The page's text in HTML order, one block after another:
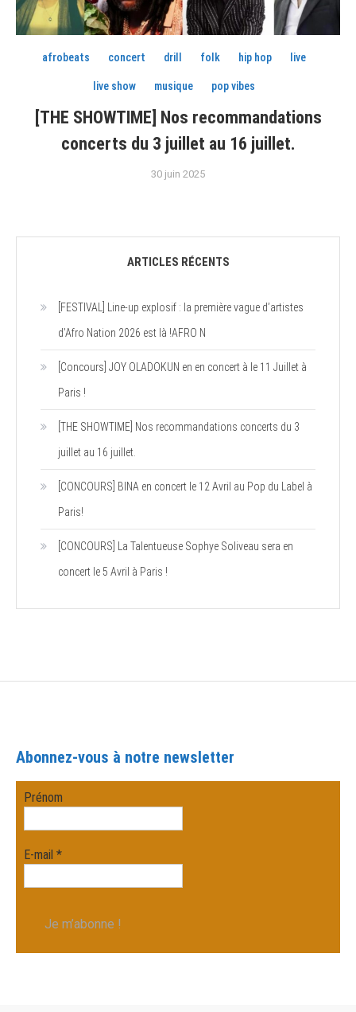
afrobeats concert drill folk hip hop live
live show musique pop vibes
[THE SHOWTIME] Nos recommandations
concerts du 3 juillet au 16 juillet.
30 juin 2025
ARTICLES RÉCENTS
[FESTIVAL] Line-up explosif : la première vague d’artistes
d’Afro Nation 2026 est là !AFRO N
[Concours] JOY OLADOKUN en en concert à le 11 Juillet à
Paris !
[THE SHOWTIME] Nos recommandations concerts du 3
juillet au 16 juillet.
[CONCOURS] BINA en concert le 12 Avril au Pop du Label à
Paris!
[CONCOURS] La Talentueuse Sophye Soliveau sera en
concert le 5 Avril à Paris !
Abonnez-vous à notre newsletter
Prénom
E-mail*